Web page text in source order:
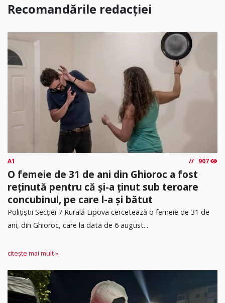
Recomandările redacției
A1 907
O femeie de 31 de ani din Ghioroc a fost
reținută pentru că și-a ținut sub teroare
concubinul, pe care l-a și bătut
​Polițiștii Secției 7 Rurală Lipova cercetează o femeie de 31 de
ani, din Ghioroc, care la data de 6 august...
citește mai mult »